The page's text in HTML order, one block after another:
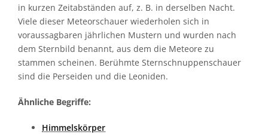
in kurzen Zeitabständen auf, z. B. in derselben Nacht.
Viele dieser Meteorschauer wiederholen sich in
voraussagbaren jährlichen Mustern und wurden nach
dem Sternbild benannt, aus dem die Meteore zu
stammen scheinen. Berühmte Sternschnuppenschauer
sind die Perseiden und die Leoniden.
Ähnliche Begriffe:
Himmelskörper